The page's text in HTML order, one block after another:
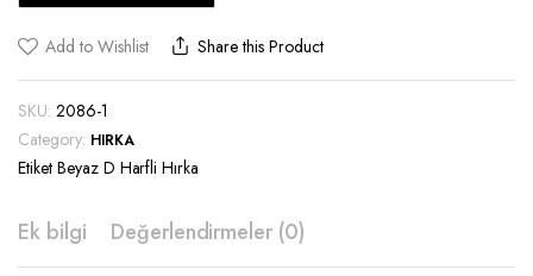
Add to Wishlist Share this Product
SKU: 2086-1
Category: HIRKA
Etiket Beyaz D Harfli Hırka
Ek bilgi Değerlendirmeler (0)